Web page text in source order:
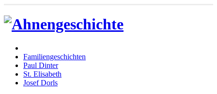
Familiengeschichten
Paul Dinter
St. Elisabeth
Josef Dorls